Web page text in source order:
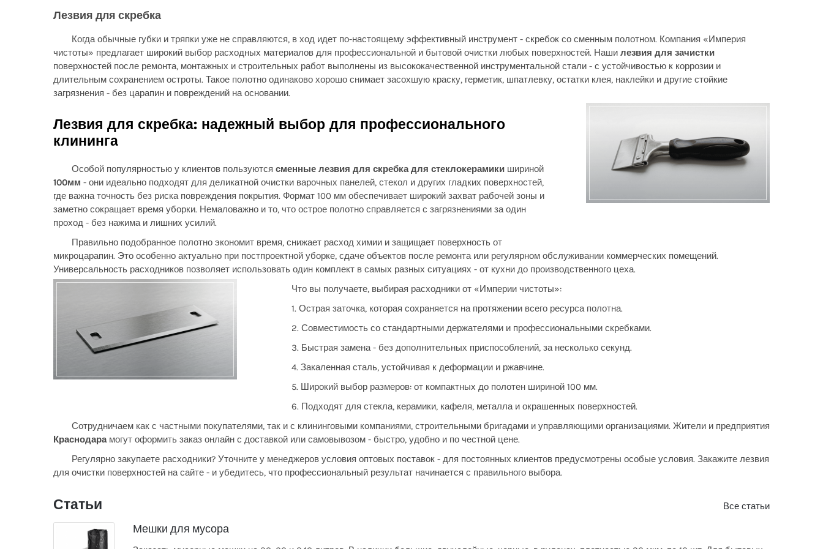
Лезвия для скребка
Когда обычные губки и тряпки уже не справляются, в ход идет по-настоящему эффективный инструмент - скребок со сменным полотном. Компания «Империя
чистоты» предлагает широкий выбор расходных материалов для профессиональной и бытовой очистки любых поверхностей. Наши лезвия для зачистки
поверхностей после ремонта, монтажных и строительных работ выполнены из высококачественной инструментальной стали - с устойчивостью к коррозии и
длительным сохранением остроты. Такое полотно одинаково хорошо снимает засохшую краску, герметик, шпатлевку, остатки клея, наклейки и другие стойкие
загрязнения - без царапин и повреждений на основании.
Лезвия для скребка: надежный выбор для профессионального
клининга
Особой популярностью у клиентов пользуются сменные лезвия для скребка для стеклокерамики шириной
100мм - они идеально подходят для деликатной очистки варочных панелей, стекол и других гладких поверхностей,
где важна точность без риска повреждения покрытия. Формат 100 мм обеспечивает широкий захват рабочей зоны и
заметно сокращает время уборки. Немаловажно и то, что острое полотно справляется с загрязнениями за один
проход - без нажима и лишних усилий.
Правильно подобранное полотно экономит время, снижает расход химии и защищает поверхность от
микроцарапин. Это особенно актуально при постпроектной уборке, сдаче объектов после ремонта или регулярном обслуживании коммерческих помещений.
Универсальность расходников позволяет использовать один комплект в самых разных ситуациях - от кухни до производственного цеха.
Что вы получаете, выбирая расходники от «Империи чистоты»:
1. Острая заточка, которая сохраняется на протяжении всего ресурса полотна.
2. Совместимость со стандартными держателями и профессиональными скребками.
3. Быстрая замена - без дополнительных приспособлений, за несколько секунд.
4. Закаленная сталь, устойчивая к деформации и ржавчине.
5. Широкий выбор размеров: от компактных до полотен шириной 100 мм.
6. Подходят для стекла, керамики, кафеля, металла и окрашенных поверхностей.
Сотрудничаем как с частными покупателями, так и с клининговыми компаниями, строительными бригадами и управляющими организациями. Жители и предприятия
Краснодарамогут оформить заказ онлайн с доставкой или самовывозом - быстро, удобно и по честной цене.
Регулярно закупаете расходники? Уточните у менеджеров условия оптовых поставок - для постоянных клиентов предусмотрены особые условия. Закажите лезвия
для очистки поверхностей на сайте - и убедитесь, что профессиональный результат начинается с правильного выбора.
Статьи Все статьи
Мешки для мусора